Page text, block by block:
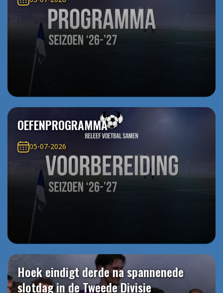
OEFENPROGRAMMA
05-07-2026
Hoek eindigt derde na spannenede
slotdag in de Tweede Divisie